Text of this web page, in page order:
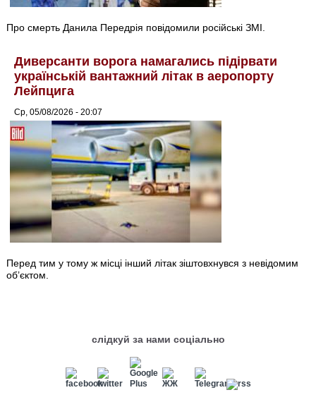
Про смерть Данила Передрія повідомили російські ЗМІ.
Диверсанти ворога намагались підірвати
українській вантажний літак в аеропорту
Лейпцига
Ср, 05/08/2026 - 20:07
Перед тим у тому ж місці інший літак зіштовхнувся з невідомим
об’єктом.
слідкуй за нами соціально